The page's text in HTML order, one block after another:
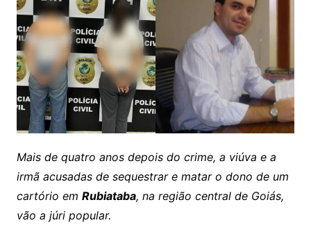
Mais de quatro anos depois do crime, a viúva e a
irmã acusadas de sequestrar e matar o dono de um
cartório em Rubiataba, na região central de Goiás,
vão a júri popular.